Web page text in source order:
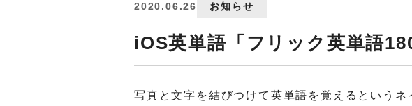
2020.06.26 お知らせ
iOS英単語「フリック英単語
写真と文字を結びつけて英単語を覚えるというネ